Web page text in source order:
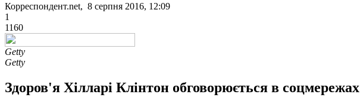
Корреспондент.net, 8 серпня 2016, 12:09
1
1160
Getty
Getty
Здоров'я Хілларі Клінтон обговорюється в